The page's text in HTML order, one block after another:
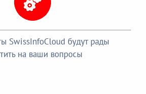
SwissInfoCloud будут рады
на ваши вопросы